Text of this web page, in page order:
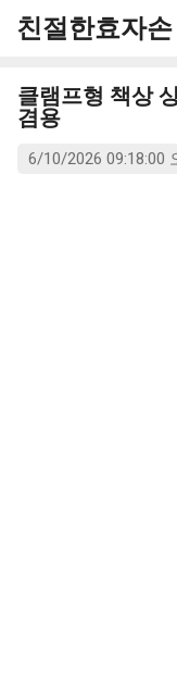
기
친절한효자
클램프형 책상
겸용
6/10/2026 09:18:00